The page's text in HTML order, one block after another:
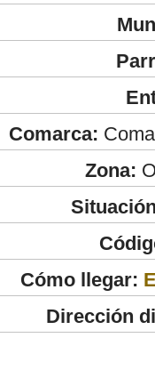
Comarca:
Zona:
Cómo llegar:
Dirección